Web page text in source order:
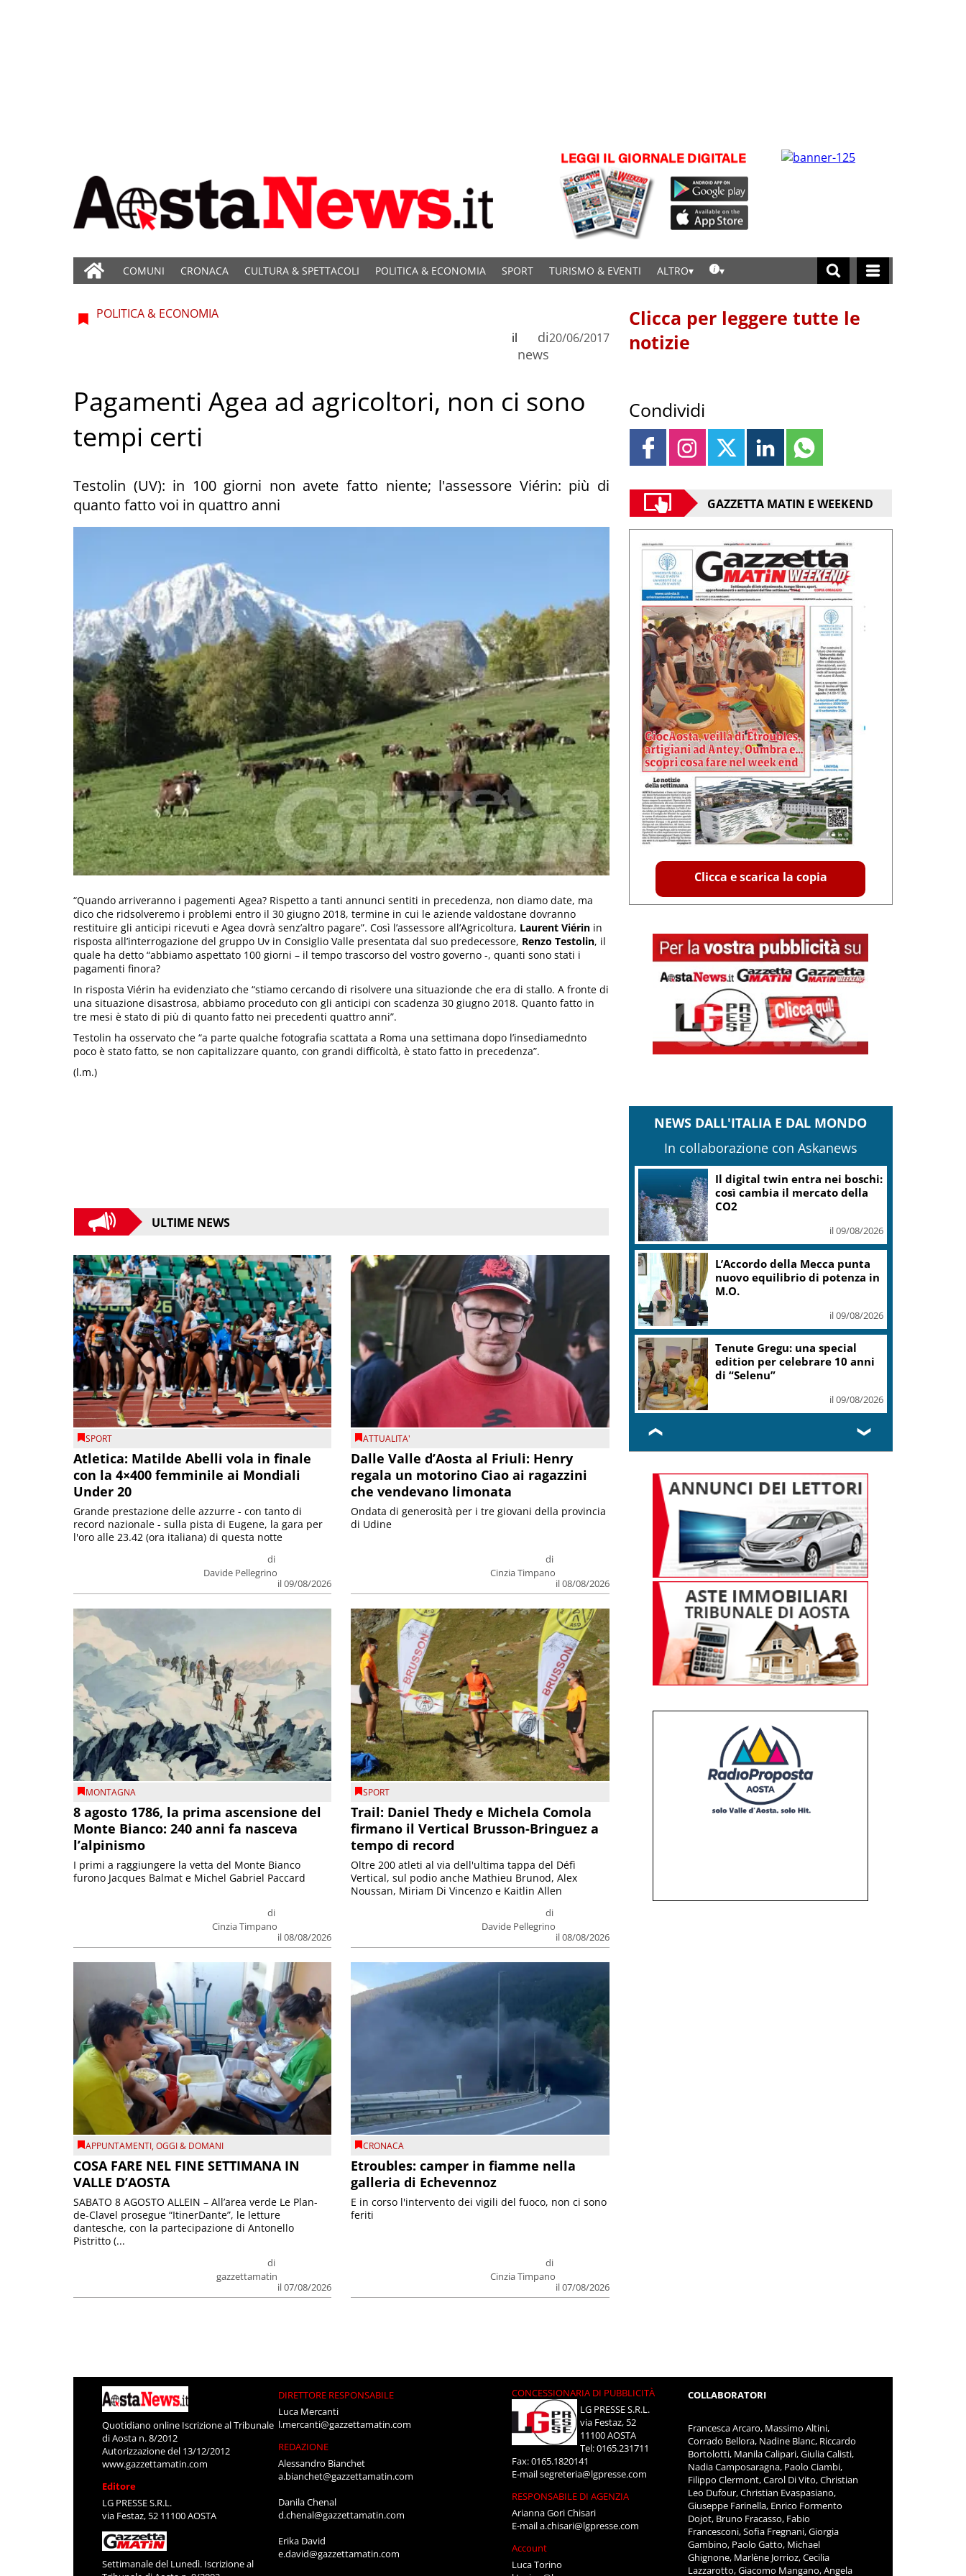
COMUNI CRONACA CULTURA & SPETTACOLI POLITICA & ECONOMIA SPORT TURISMO & EVENTI ALTRO
POLITICA & ECONOMIA
di
news
il 20/06/2017
Pagamenti Agea ad agricoltori, non ci sono
tempi certi
Testolin (UV): in 100 giorni non avete fatto niente; l'assessore Viérin: più di
quanto fatto voi in quattro anni
“Quando arriveranno i pagementi Agea? Rispetto a tanti annunci sentiti in precedenza, non diamo date, ma
dico che ridsolveremo i problemi entro il 30 giugno 2018, termine in cui le aziende valdostane dovranno
restituire gli anticipi ricevuti e Agea dovrà senz’altro pagare”. Così l’assessore all’Agricoltura, Laurent Viérin in
risposta all’interrogazione del gruppo Uv in Consiglio Valle presentata dal suo predecessore, Renzo Testolin, il
quale ha detto “abbiamo aspettato 100 giorni – il tempo trascorso del vostro governo -, quanti sono stati i
pagamenti finora?
In risposta Viérin ha evidenziato che “stiamo cercando di risolvere una situazionde che era di stallo. A fronte di
una situazione disastrosa, abbiamo proceduto con gli anticipi con scadenza 30 giugno 2018. Quanto fatto in
tre mesi è stato di più di quanto fatto nei precedenti quattro anni”.
Testolin ha osservato che “a parte qualche fotografia scattata a Roma una settimana dopo l’insediamednto
poco è stato fatto, se non capitalizzare quanto, con grandi difficoltà, è stato fatto in precedenza”.
(l.m.)
ULTIME NEWS
SPORT
Atletica: Matilde Abelli vola in finale
con la 4×400 femminile ai Mondiali
Under 20
di
Davide Pellegrino
il 09/08/2026
Grande prestazione delle azzurre - con tanto di
record nazionale - sulla pista di Eugene, la gara per
l'oro alle 23.42 (ora italiana) di questa notte
ATTUALITA'
Dalle Valle d’Aosta al Friuli: Henry
regala un motorino Ciao ai ragazzini
che vendevano limonata
di
Cinzia Timpano
il 08/08/2026
Ondata di generosità per i tre giovani della provincia
di Udine
MONTAGNA
8 agosto 1786, la prima ascensione del
Monte Bianco: 240 anni fa nasceva
l’alpinismo
di
Cinzia Timpano
il 08/08/2026
I primi a raggiungere la vetta del Monte Bianco
furono Jacques Balmat e Michel Gabriel Paccard
SPORT
Trail: Daniel Thedy e Michela Comola
firmano il Vertical Brusson-Bringuez a
tempo di record
di
Davide Pellegrino
il 08/08/2026
Oltre 200 atleti al via dell'ultima tappa del Défì
Vertical, sul podio anche Mathieu Brunod, Alex
Noussan, Miriam Di Vincenzo e Kaitlin Allen
APPUNTAMENTI,OGGI & DOMANI
COSA FARE NEL FINE SETTIMANA IN
VALLE D’AOSTA
di
gazzettamatin
il 07/08/2026
SABATO 8 AGOSTO ALLEIN – All’area verde Le Plan-
de-Clavel prosegue “ItinerDante”, le letture
dantesche, con la partecipazione di Antonello
Pistritto (...
CRONACA
Etroubles: camper in fiamme nella
galleria di Echevennoz
di
Cinzia Timpano
il 07/08/2026
E in corso l'intervento dei vigili del fuoco, non ci sono
feriti
Clicca per leggere tutte le
notizie
Condividi
GAZZETTA MATIN E WEEKEND
Clicca e scarica la copia
NEWS DALL'ITALIA E DAL MONDO
In collaborazione con Askanews
Il digital twin entra nei boschi:
così cambia il mercato della
CO2
il 09/08/2026
L’Accordo della Mecca punta
nuovo equilibrio di potenza in
M.O.
il 09/08/2026
Tenute Gregu: una special
edition per celebrare 10 anni
di “Selenu”
il 09/08/2026
❮ ❯
Quotidiano online Iscrizione al Tribunale
di Aosta n. 8/2012
Autorizzazione del 13/12/2012
www.gazzettamatin.com
Editore
LG PRESSE S.R.L.
via Festaz, 52 11100 AOSTA
Settimanale del Lunedì. Iscrizione al
DIRETTORE RESPONSABILE
Luca Mercanti
l.mercanti@gazzettamatin.com
REDAZIONE
Alessandro Bianchet
a.bianchet@gazzettamatin.com
Danila Chenal
d.chenal@gazzettamatin.com
Erika David
e.david@gazzettamatin.com
CONCESSIONARIA DI PUBBLICITÀ
LG PRESSE S.R.L.
via Festaz, 52
11100 AOSTA
Tel: 0165.231711
Fax: 0165.1820141
E-mailsegreteria@lgpresse.com
RESPONSABILE DI AGENZIA
Arianna Gori Chisari
E-maila.chisari@lgpresse.com
Account
Luca Torino
COLLABORATORI
Francesca Arcaro, Massimo Altini,
Corrado Bellora, Nadine Blanc, Riccardo
Bortolotti, Manila Calipari, Giulia Calisti,
Nadia Camposaragna, Paolo Ciambi,
Filippo Clermont, Carol Di Vito, Christian
Leo Dufour, Christian Evaspasiano,
Giuseppe Farinella, Enrico Formento
Dojot, Bruno Fracasso, Fabio
Francesconi, Sofia Fregnani, Giorgia
Gambino, Paolo Gatto, Michael
Ghignone, Marlène Jorrioz, Cecilia
Lazzarotto, Giacomo Mangano, Angela